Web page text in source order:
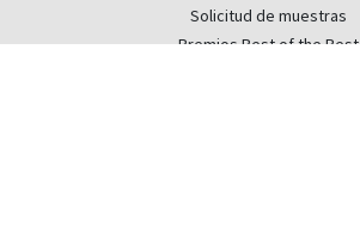
Solicitud de muestras
Premios Best of the Best